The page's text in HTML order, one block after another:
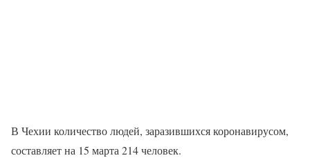
В Чехии количество людей, заразившихся коронавирусом,
составляет на 15 марта 214 человек.